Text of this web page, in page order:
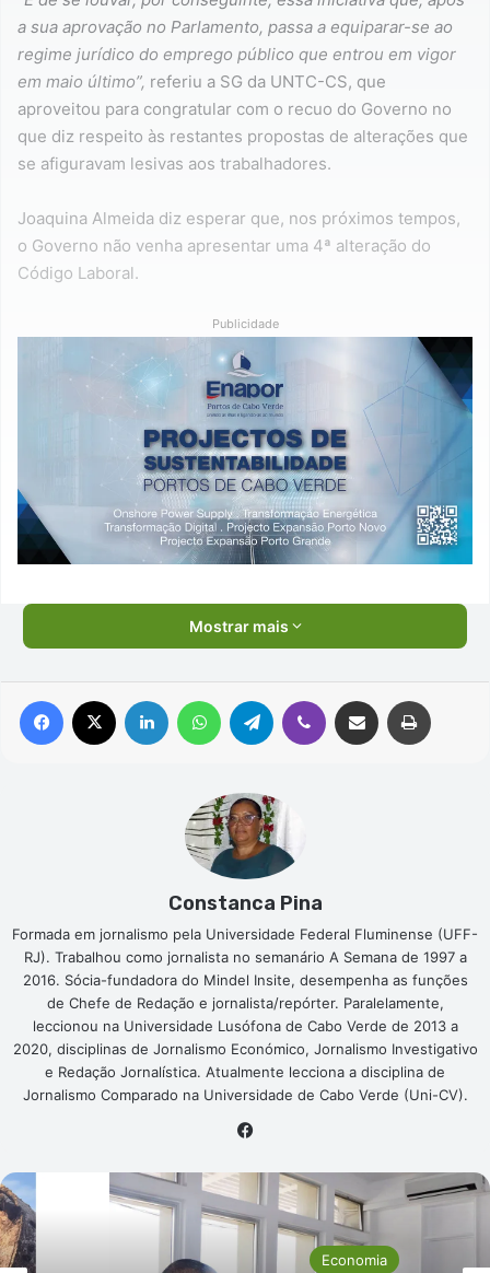
a sua aprovação no Parlamento, passa a equiparar-se ao
regime jurídico do emprego público que entrou em vigor
em maio último”, referiu a SG da UNTC-CS, que
aproveitou para congratular com o recuo do Governo no
que diz respeito às restantes propostas de alterações que
se afiguravam lesivas aos trabalhadores.
Joaquina Almeida diz esperar que, nos próximos tempos,
o Governo não venha apresentar uma 4ª alteração do
Código Laboral.
Publicidade
Mostrar mais
Facebook Linkedin WhatsAppTelegram Viber Compartilhar via e-mail
Constanca Pina
Formada em jornalismo pela Universidade Federal Fluminense (UFF-
RJ). Trabalhou como jornalista no semanário A Semana de 1997 a
2016. Sócia-fundadora do Mindel Insite, desempenha as funções
de Chefe de Redação e jornalista/repórter. Paralelamente,
leccionou na Universidade Lusófona de Cabo Verde de 2013 a
2020, disciplinas de Jornalismo Económico, Jornalismo Investigativo
e Redação Jornalística. Atualmente lecciona a disciplina de
Jornalismo Comparado na Universidade de Cabo Verde (Uni-CV).
Economia